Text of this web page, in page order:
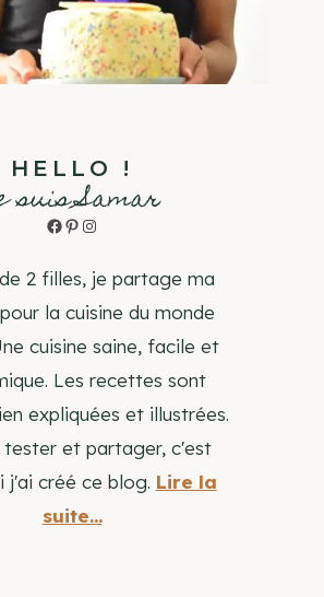
HELLO !
suis Samar
Facebook
Pinterest
Instagram
2 filles, je partage ma
la cuisine du monde
cuisine saine, facile et
Les recettes sont
expliquées et illustrées.
et partager, c'est
j'ai créé ce blog. Lire la
suite...